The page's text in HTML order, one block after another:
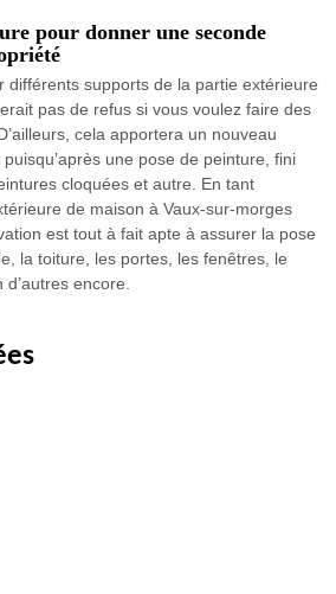
pour donner une seconde
différents supports de la partie extérieure
pas de refus si vous voulez faire des
cela apportera un nouveau
une pose de peinture, fini
cloquées et autre. En tant
de maison à Vaux-sur-morges
est tout à fait apte à assurer la pose
la toiture, les portes, les fenêtres, le
encore.